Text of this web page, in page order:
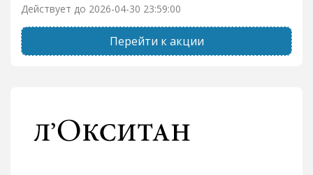
Действует до 2026-04-30 23:59:00
Перейти к акции